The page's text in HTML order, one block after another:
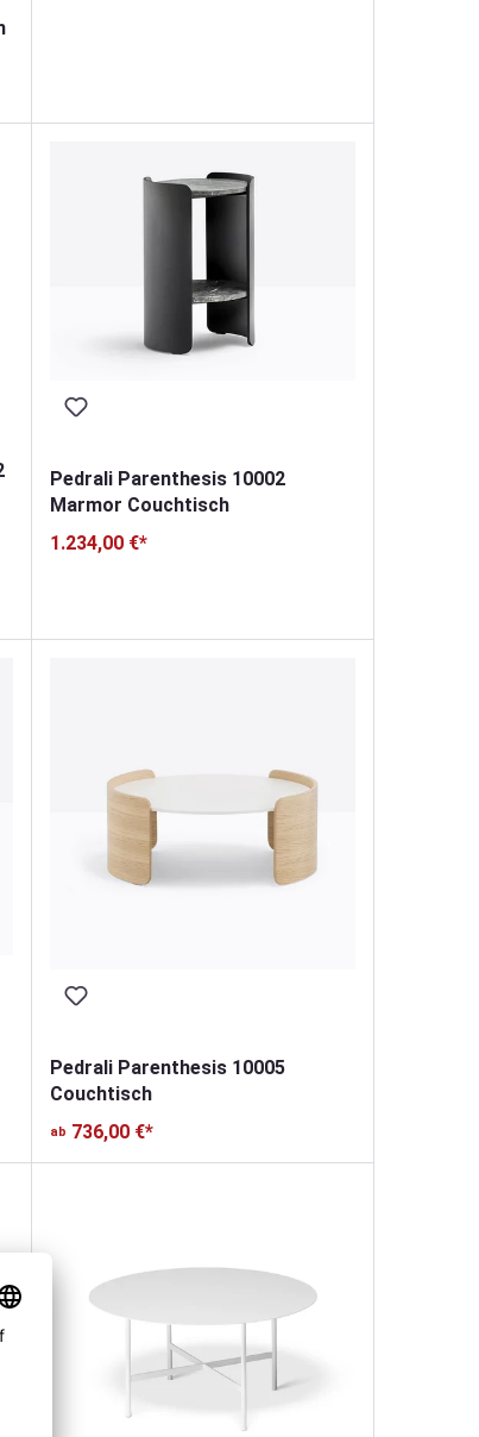
Pedrali Parenthesis 10002
Marmor Couchtisch
1.234,00 €*
Pedrali Parenthesis 10005
Couchtisch
ab 736,00 €*